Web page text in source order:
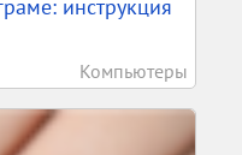
инструкция
Компьютеры